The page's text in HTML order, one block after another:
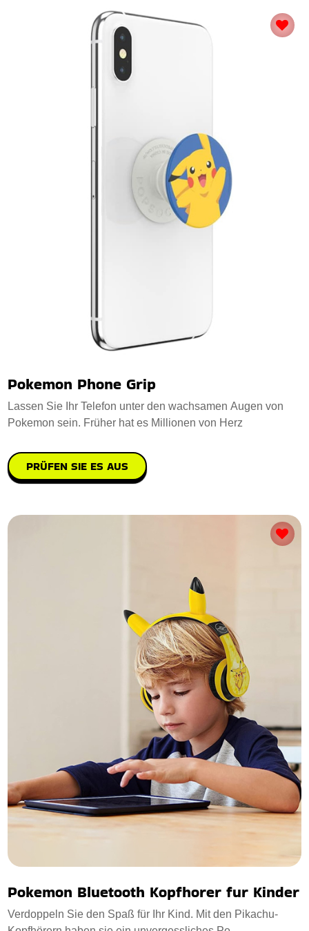
Pokemon Phone Grip
Lassen Sie Ihr Telefon unter den wachsamen Augen von
Pokemon sein. Früher hat es Millionen von Herz
PRÜFEN SIE ES AUS
Pokemon Bluetooth Kopfhorer fur Kinder
Verdoppeln Sie den Spaß für Ihr Kind. Mit den Pikachu-